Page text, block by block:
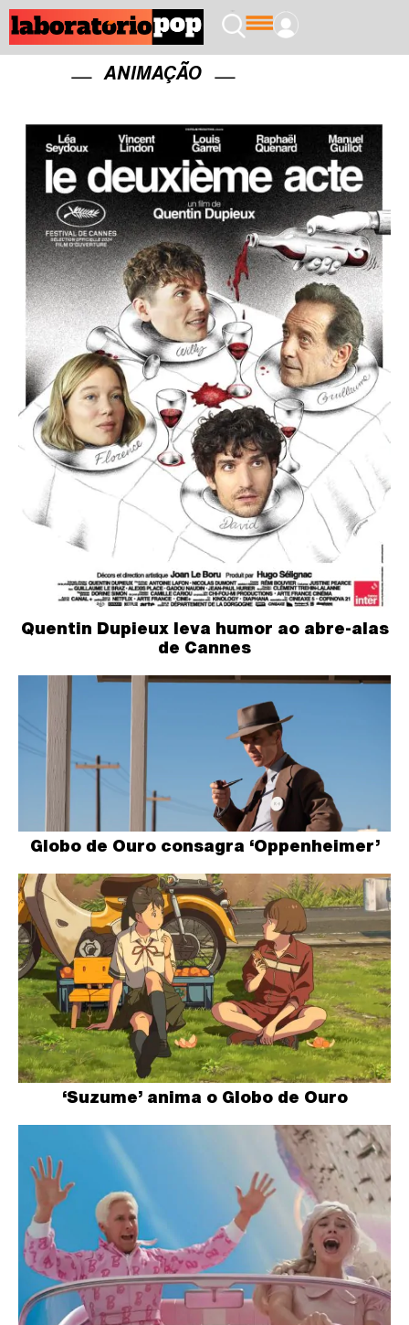
ANIMAÇÃO
Quentin Dupieux leva humor ao abre-alas
de Cannes
Globo de Ouro consagra ‘Oppenheimer’
‘Suzume’ anima o Globo de Ouro